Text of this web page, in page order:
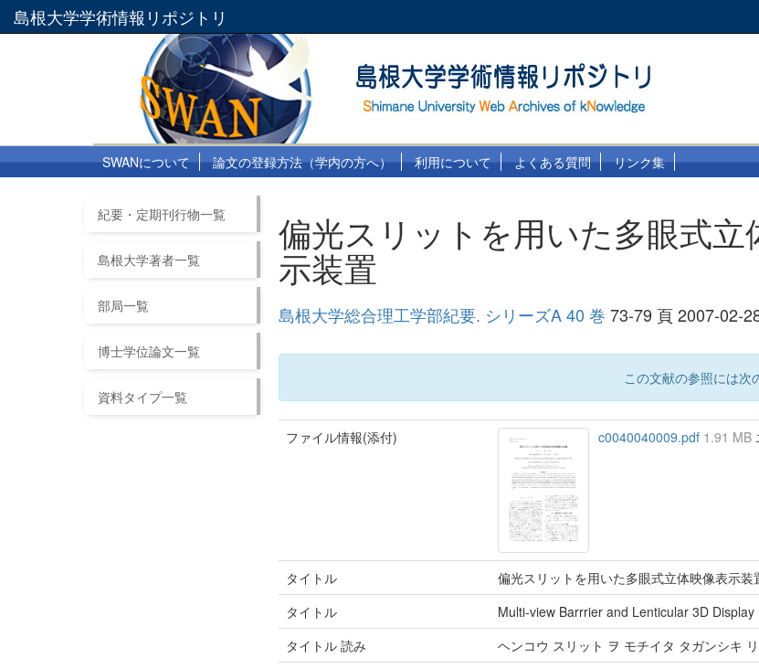
島根大学学術情報リポジトリ
SWANについて 論文の登録方法（学内の方へ） 利用について よくある質問 リンク集
紀要・定期刊行物一覧
島根大学著者一覧
部局一覧
博士学位論文一覧
資料タイプ一覧
偏光スリットを用いた多眼式立
示装置
島根大学総合理工学部紀要. シリーズA 40 巻 73-79 頁 2007-02-
この文献の参照には次
ファイル情報(添付) c0040040009.pdf 1.91 MB
タイトル
偏光スリットを用いた多眼式立体映像表示装
タイトル
Multi-view Barrrier and Lenticular 3D
タイトル 読み
ヘンコウ スリット ヲ モチイタ タガンシキ